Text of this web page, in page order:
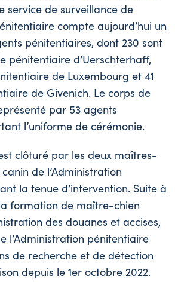
service de surveillance de
compte aujourd’hui un
pénitentiaires, dont 230 sont
pénitentiaire d’Uerschterhaff,
de Luxembourg et 41
de Givenich. Le corps de
par 53 agents
l’uniforme de cérémonie.
clôturé par les deux maîtres-
de l’Administration
la tenue d’intervention. Suite à
formation de maître-chien
des douanes et accises,
l’Administration pénitentiaire
de recherche et de détection
depuis le 1er octobre 2022.